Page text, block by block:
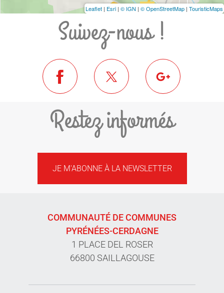
Leaflet | Esri | © IGN | © OpenStreetMap | TouristicMaps
Suivez-nous !
Restez informés
JE M'ABONNE À LA NEWSLETTER
COMMUNAUTÉ DE COMMUNES
PYRÉNÉES-CERDAGNE
1 PLACE DEL ROSER
66800 SAILLAGOUSE